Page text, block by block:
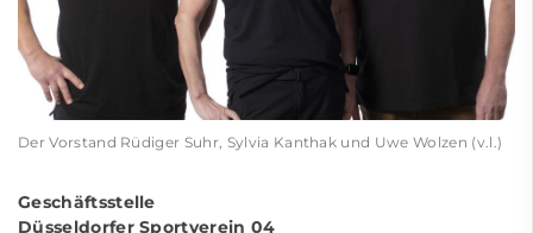
Der Vorstand Rüdiger Suhr, Sylvia Kanthak und Uwe Wolzen (v.l.)
Geschäftsstelle
Düsseldorfer Sportverein 04